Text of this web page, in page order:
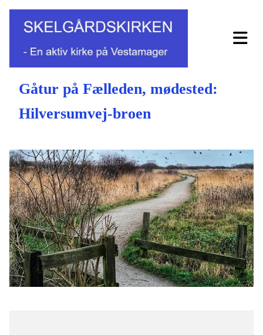
Gåtur på Fælleden, mødested:
Hilversumvej-broen